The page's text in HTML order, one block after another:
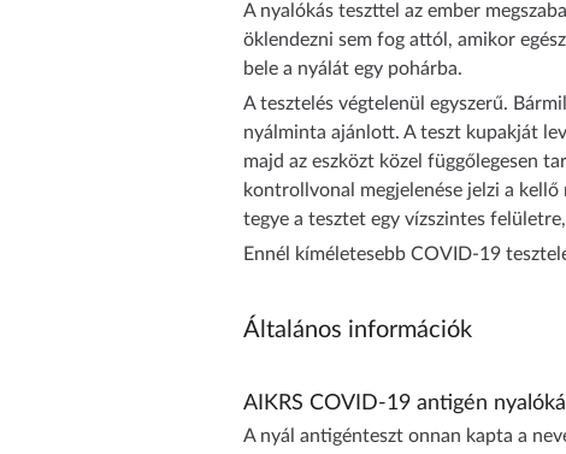
A nyalókás teszttel az ember
öklendezni sem fog attól, amikor
bele a nyálát egy pohárba.
A tesztelés végtelenül egyszerű.
nyálminta ajánlott. A teszt kupakját
majd az eszközt közel függőlegesen
kontrollvonal megjelenése jelzi a
tegye a tesztet egy vízszintes
Ennél kíméletesebb COVID-19
Általános információk
AIKRS COVID-19 antigén
A nyál antigénteszt onnan kapta a